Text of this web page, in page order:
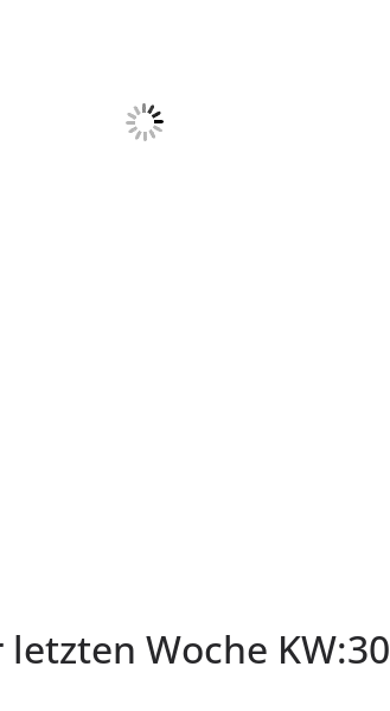
Woche KW:30